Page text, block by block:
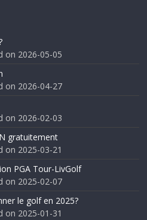
on 2026-05-05
on 2026-04-27
on 2026-02-03
gratuitement
on 2025-03-21
PGA Tour-LivGolf
on 2025-02-07
le golf en 2025?
on 2025-01-31